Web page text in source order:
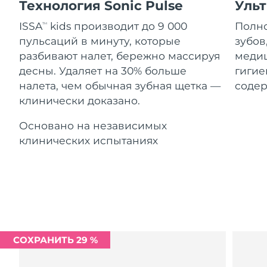
Технология Sonic Pulse
ISSATM
kids производит до 9 000
пульсаций в минуту, которые
разбивают налет, бережно массируя
десны. Удаляет на 30% больше
налета, чем обычная зубная щетка —
клинически доказано.
Основано на независимых
клинических испытаниях
СОХРАНИТЬ 29 %
For healthy hair
18% PAP
Купить
FOREO APP
Гибралтар
Ожидаемая дата доставки
Греция
Ожидаемая дата доставки
8/12/26
Гонконг (САР)
8/13/26
Венгрия